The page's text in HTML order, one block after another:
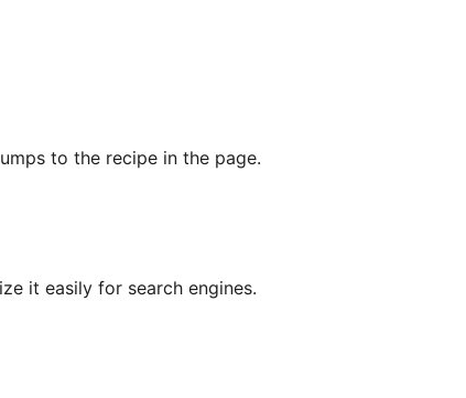
to the recipe in the page.
it easily for search engines.